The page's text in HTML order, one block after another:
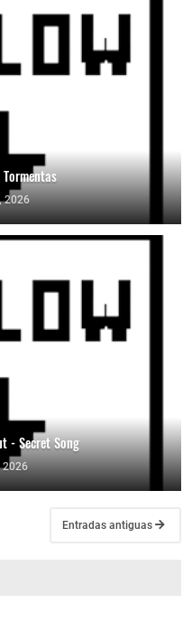
2026
- Secret Song
2026
Entradas antiguas